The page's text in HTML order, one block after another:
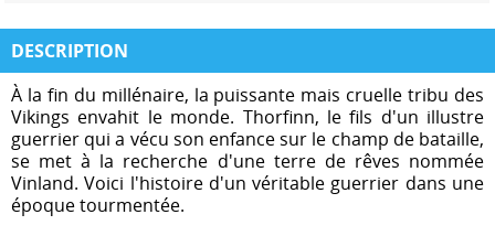
DESCRIPTION
À la fin du millénaire, la puissante mais cruelle tribu des
Vikings envahit le monde. Thorfinn, le fils d'un illustre
guerrier qui a vécu son enfance sur le champ de bataille,
se met à la recherche d'une terre de rêves nommée
Vinland. Voici l'histoire d'un véritable guerrier dans une
époque tourmentée.